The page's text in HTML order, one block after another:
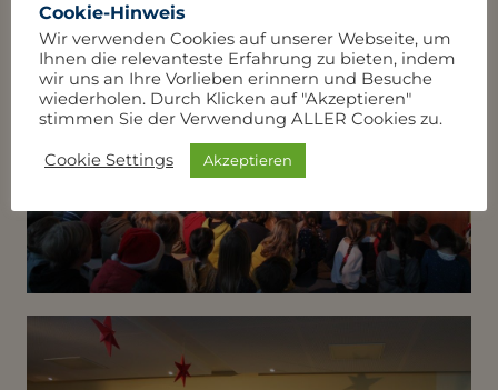
Cookie-Hinweis
Wir verwenden Cookies auf unserer Webseite, um
Ihnen die relevanteste Erfahrung zu bieten, indem
wir uns an Ihre Vorlieben erinnern und Besuche
wiederholen. Durch Klicken auf "Akzeptieren"
stimmen Sie der Verwendung ALLER Cookies zu.
Cookie Settings Akzeptieren